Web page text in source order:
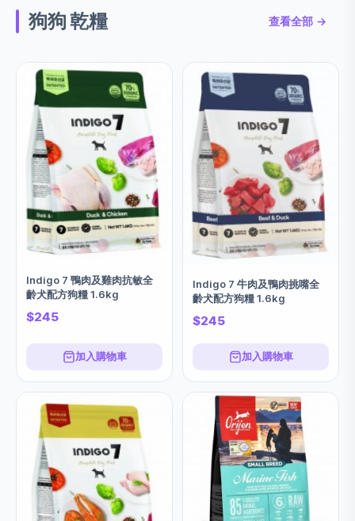
狗狗 乾糧 查看全部 →
Indigo 7 鴨肉及雞肉抗敏全
齡犬配方狗糧 1.6kg
$245
加入購物車
Indigo 7 牛肉及鴨肉挑嘴全
齡犬配方狗糧 1.6kg
$245
加入購物車